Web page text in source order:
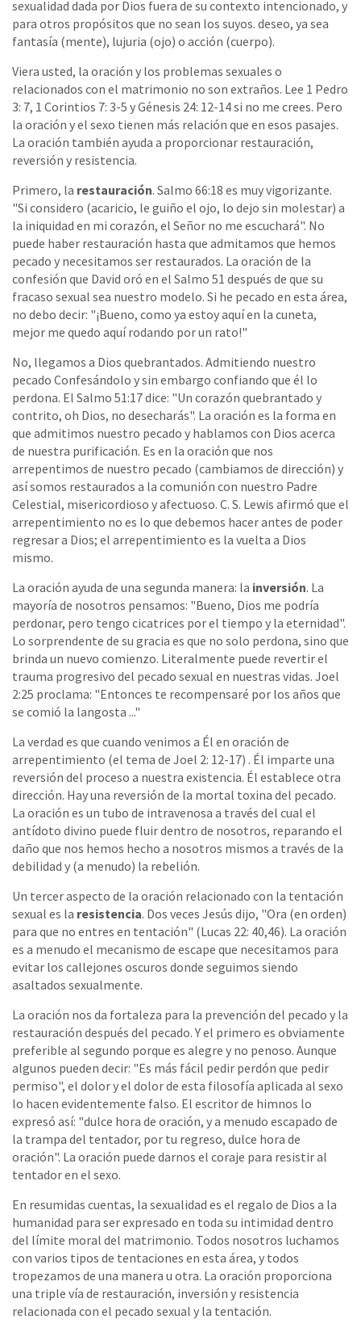
sexualidad dada por Dios fuera de su contexto intencionado, y
para otros propósitos que no sean los suyos. deseo, ya sea
fantasía (mente), lujuria (ojo) o acción (cuerpo).
Viera usted, la oración y los problemas sexuales o
relacionados con el matrimonio no son extraños. Lee 1 Pedro
3: 7, 1 Corintios 7: 3-5 y Génesis 24: 12-14 si no me crees. Pero
la oración y el sexo tienen más relación que en esos pasajes.
La oración también ayuda a proporcionar restauración,
reversión y resistencia.
Primero, la restauración. Salmo 66:18 es muy vigorizante.
"Si considero (acaricio, le guiño el ojo, lo dejo sin molestar) a
la iniquidad en mi corazón, el Señor no me escuchará". No
puede haber restauración hasta que admitamos que hemos
pecado y necesitamos ser restaurados. La oración de la
confesión que David oró en el Salmo 51 después de que su
fracaso sexual sea nuestro modelo. Si he pecado en esta área,
no debo decir: "¡Bueno, como ya estoy aquí en la cuneta,
mejor me quedo aquí rodando por un rato!"
No, llegamos a Dios quebrantados. Admitiendo nuestro
pecado Confesándolo y sin embargo confiando que él lo
perdona. El Salmo 51:17 dice: "Un corazón quebrantado y
contrito, oh Dios, no desecharás". La oración es la forma en
que admitimos nuestro pecado y hablamos con Dios acerca
de nuestra purificación. Es en la oración que nos
arrepentimos de nuestro pecado (cambiamos de dirección) y
así somos restaurados a la comunión con nuestro Padre
Celestial, misericordioso y afectuoso. C. S. Lewis afirmó que el
arrepentimiento no es lo que debemos hacer antes de poder
regresar a Dios; el arrepentimiento es la vuelta a Dios
mismo.
La oración ayuda de una segunda manera: la inversión. La
mayoría de nosotros pensamos: "Bueno, Dios me podría
perdonar, pero tengo cicatrices por el tiempo y la eternidad".
Lo sorprendente de su gracia es que no solo perdona, sino que
brinda un nuevo comienzo. Literalmente puede revertir el
trauma progresivo del pecado sexual en nuestras vidas. Joel
2:25 proclama: "Entonces te recompensaré por los años que
se comió la langosta ..."
La verdad es que cuando venimos a Él en oración de
arrepentimiento (el tema de Joel 2: 12-17) . Él imparte una
reversión del proceso a nuestra existencia. Él establece otra
dirección. Hay una reversión de la mortal toxina del pecado.
La oración es un tubo de intravenosa a través del cual el
antídoto divino puede fluir dentro de nosotros, reparando el
daño que nos hemos hecho a nosotros mismos a través de la
debilidad y (a menudo) la rebelión.
Un tercer aspecto de la oración relacionado con la tentación
sexual es la resistencia. Dos veces Jesús dijo, "Ora (en orden)
para que no entres en tentación" (Lucas 22: 40,46). La oración
es a menudo el mecanismo de escape que necesitamos para
evitar los callejones oscuros donde seguimos siendo
asaltados sexualmente.
La oración nos da fortaleza para la prevención del pecado y la
restauración después del pecado. Y el primero es obviamente
preferible al segundo porque es alegre y no penoso. Aunque
algunos pueden decir: "Es más fácil pedir perdón que pedir
permiso", el dolor y el dolor de esta filosofía aplicada al sexo
lo hacen evidentemente falso. El escritor de himnos lo
expresó así: "dulce hora de oración, y a menudo escapado de
la trampa del tentador, por tu regreso, dulce hora de
oración". La oración puede darnos el coraje para resistir al
tentador en el sexo.
En resumidas cuentas, la sexualidad es el regalo de Dios a la
humanidad para ser expresado en toda su intimidad dentro
del límite moral del matrimonio. Todos nosotros luchamos
con varios tipos de tentaciones en esta área, y todos
tropezamos de una manera u otra. La oración proporciona
una triple vía de restauración, inversión y resistencia
relacionada con el pecado sexual y la tentación.